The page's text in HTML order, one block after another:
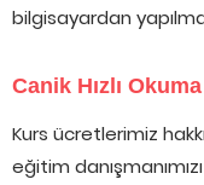
bilgisayardan
Canik Hızlı
Kurs ücretlerimiz
eğitim